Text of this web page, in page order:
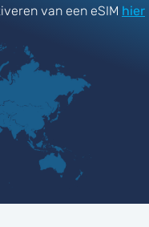
van een eSIM hier